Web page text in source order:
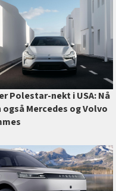
Polestar-nekt i USA: Nå
også Mercedes og Volvo